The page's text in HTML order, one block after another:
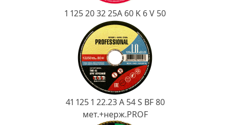
1 125 20 32 25А 60 K 6 V 50
41 125 1 22.23 A 54 S BF 80
мет.+нерж.PROF